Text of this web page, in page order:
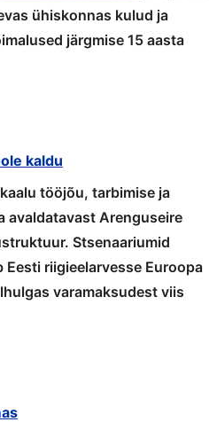
ühiskonnas kulud ja
järgmise 15 aasta
kaldu
tööjõu, tarbimise ja
avaldatavast Arenguseire
Stsenaariumid
riigieelarvesse Euroopa
varamaksudest viis